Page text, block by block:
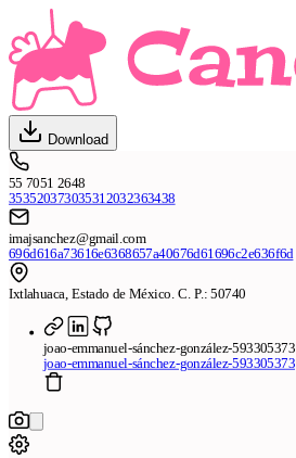
Download
55 7051 2648
353520373035312032363438
imajsanchez@gmail.com
696d616a73616e6368657a40676d61696c2e636f6d
Ixtlahuaca, Estado de México. C. P.: 50740
joao-emmanuel-sánchez-gonzález-593305373
joao-emmanuel-sánchez-gonzález-593305373